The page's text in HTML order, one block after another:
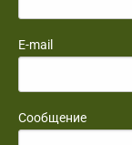
E-mail
Сообщение